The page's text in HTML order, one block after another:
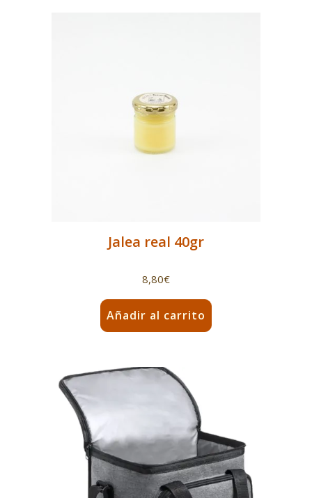
Jalea real 40gr
8,80€
Añadir al carrito